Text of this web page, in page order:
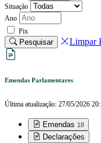
Situação
Ano
Pix
Pesquisar Limpar
Emendas Parlamentares
Última atualização: 27/05/2026
Emendas 18
Declarações